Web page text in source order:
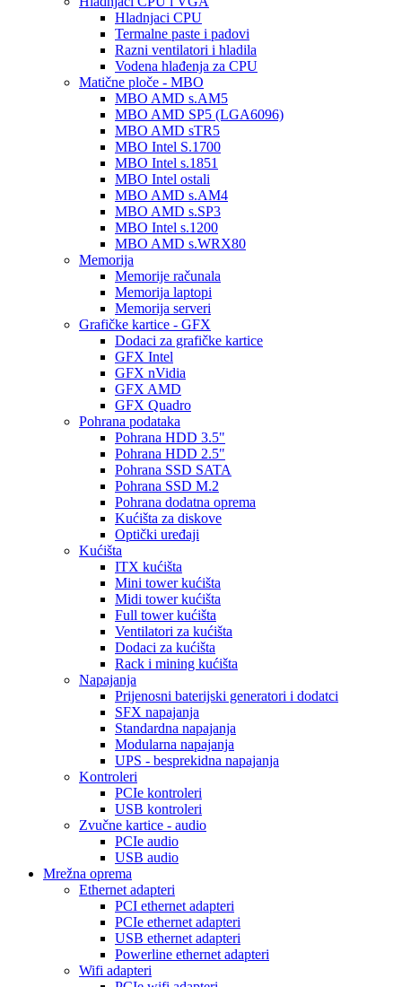
Hladnjaci CPU
Termalne paste i padovi
Razni ventilatori i hladila
Vodena hlađenja za CPU
Matične ploče - MBO
MBO AMD s.AM5
MBO AMD SP5 (LGA6096)
MBO AMD sTR5
MBO Intel S.1700
MBO Intel s.1851
MBO Intel ostali
MBO AMD s.AM4
MBO AMD s.SP3
MBO Intel s.1200
MBO AMD s.WRX80
Memorija
Memorije računala
Memorija laptopi
Memorija serveri
Grafičke kartice - GFX
Dodaci za grafičke kartice
GFX Intel
GFX nVidia
GFX AMD
GFX Quadro
Pohrana podataka
Pohrana HDD 3.5"
Pohrana HDD 2.5"
Pohrana SSD SATA
Pohrana SSD M.2
Pohrana dodatna oprema
Kućišta za diskove
Optički uređaji
Kućišta
ITX kućišta
Mini tower kućišta
Midi tower kućišta
Full tower kućišta
Ventilatori za kućišta
Dodaci za kućišta
Rack i mining kućišta
Napajanja
Prijenosni baterijski generatori i dodatci
SFX napajanja
Standardna napajanja
Modularna napajanja
UPS - besprekidna napajanja
Kontroleri
PCIe kontroleri
USB kontroleri
Zvučne kartice - audio
PCIe audio
USB audio
Mrežna oprema
Ethernet adapteri
PCI ethernet adapteri
PCIe ethernet adapteri
USB ethernet adapteri
Powerline ethernet adapteri
Wifi adapteri